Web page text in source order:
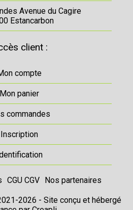
Avenue du Cagire
Estancarbon
client :
compte
Mon panier
commandes
Inscription
CGU CGV Nos partenaires
2026 - Site conçu et hébergé